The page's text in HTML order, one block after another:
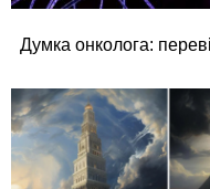
Думка онколога: